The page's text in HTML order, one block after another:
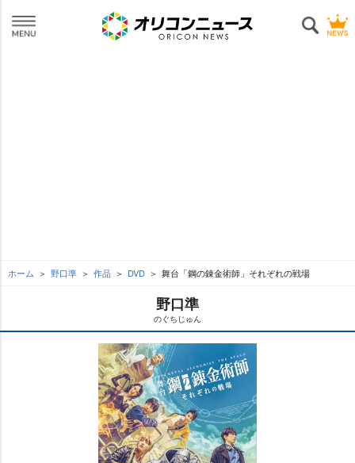
ホーム 野口準 作品 DVD 舞台「鋼の錬金術師」それぞれの戦場
野口準
のぐちじゅん